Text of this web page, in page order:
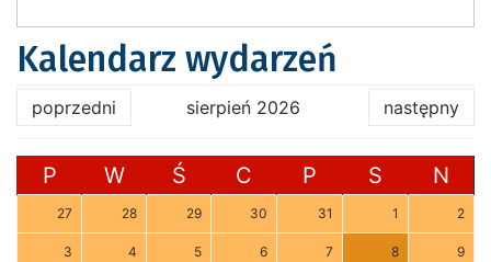
Kalendarz wydarzeń
poprzedni sierpień 2026 następny
P W Ś C P S N
27 28 29 30 31 1 2
3 4 5 6 7 8 9